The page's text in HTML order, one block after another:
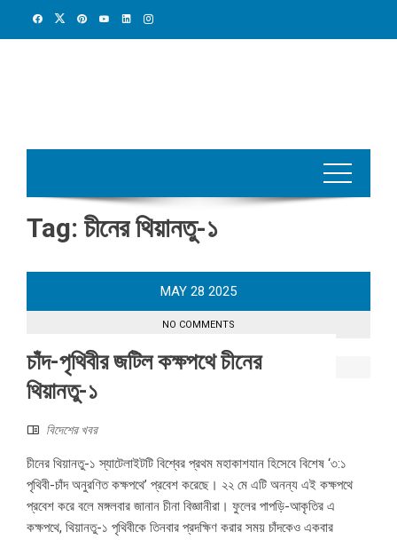
Tag: চীনের থিয়ানতু-১
MAY 28 2025
NO COMMENTS
চাঁদ-পৃথিবীর জটিল কক্ষপথে চীনের
থিয়ানতু-১
বিদেশের খবর
চীনের থিয়ানতু-১ স্যাটেলাইটটি বিশ্বের প্রথম মহাকাশযান হিসেবে বিশেষ ‘৩:১
পৃথিবী-চাঁদ অনুরণিত কক্ষপথে’ প্রবেশ করেছে। ২২ মে এটি অনন্য এই কক্ষপথে
প্রবেশ করে বলে মঙ্গলবার জানান চীনা বিজ্ঞানীরা। ফুলের পাপড়ি-আকৃতির এ
কক্ষপথে, থিয়ানতু-১ পৃথিবীকে তিনবার প্রদক্ষিণ করার সময় চাঁদকেও একবার